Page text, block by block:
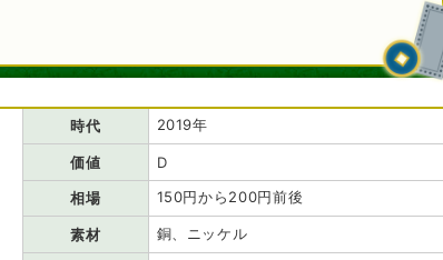
時代 2019年
価値
D
相場
150円から200円前後
素材 銅、ニッケル